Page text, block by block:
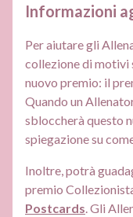
Informazioni
Per aiutare gli
collezione di motivi
nuovo premio: il
Quando un
sbloccherà questo
spiegazione su
Inoltre, potrà
premio
Postcards. Gli